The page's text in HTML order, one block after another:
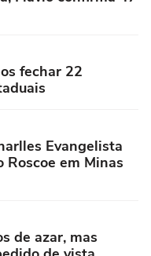
fechar 22
Evangelista
Roscoe em Minas
de azar, mas